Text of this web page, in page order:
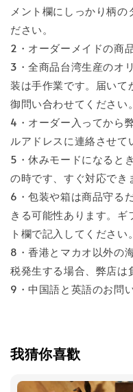
メント欄にしっかり柄の
ださい。
2・オーダーメイドの商
3・全商品台湾生産のオ
装は手作業です。届い
御問い合わせてください。
4・オーダー入ってから
ルアドレスに連絡させて
5・休みモードになると
の時です、すぐ対応でき
6・包装や箱は商品守る
きる可能性あります。
ト欄で記入してください。
8・香港とマカオ以外の
税発生する場合、弊店は
9・中国語と英語のお問
我猜你喜歡